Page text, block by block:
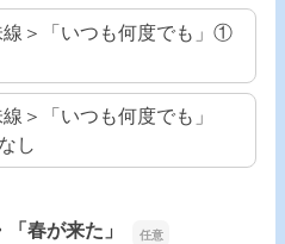
＞「いつも何度でも」①
＞「いつも何度でも」
し
春が来た」